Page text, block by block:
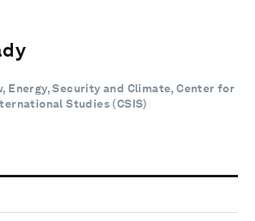
Energy, Security and Climate, Center for
Studies (CSIS)